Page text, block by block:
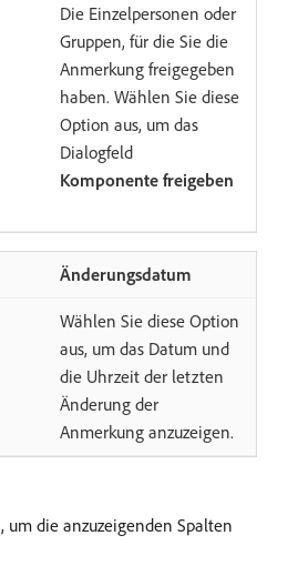
Die Einzelpersonen oder
Gruppen, für die Sie die
Anmerkung freigegeben
haben. Wählen Sie diese
Option aus, um das
Dialogfeld
Komponente freigeben
Änderungsdatum
Wählen Sie diese Option
aus, um das Datum und
die Uhrzeit der letzten
Änderung der
Anmerkung anzuzeigen.
, um die anzuzeigenden Spalten